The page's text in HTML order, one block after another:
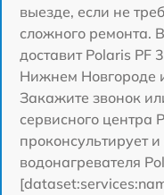
выезде, если не
сложного ремонта.
доставит Polaris PF
Нижнем Новгороде
Закажите звонок
сервисного центра
проконсультирует
водонагревателя